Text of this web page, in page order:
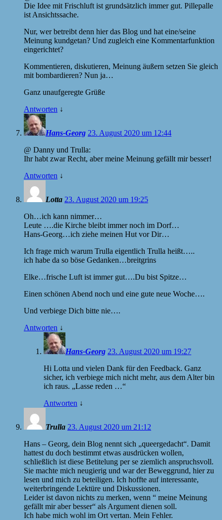
Die Idee mit Frischluft ist grundsätzlich immer gut. Pillepalle
ist Ansichtssache.
Nur, wer betreibt denn hier das Blog und hat eine/seine
Meinung kundgetan? Und zugleich eine Kommentarfunktion
eingerichtet?
Kommentieren, diskutieren, Meinung äußern setzen Sie gleich
mit bombardieren? Nun ja…
Ganz unaufgeregte Grüße
Antworten ↓
Hans-Georg 23. August 2020 um 12:44
@ Danny und Trulla:
Ihr habt zwar Recht, aber meine Meinung gefällt mir besser!
Antworten ↓
Lotta 23. August 2020 um 19:25
Oh…ich kann nimmer…
Leute ….die Kirche bleibt immer noch im Dorf…
Hans-Georg…ich ziehe meinen Hut vor Dir…
Ich frage mich warum Trulla eigentlich Trulla heißt…..
ich habe da so böse Gedanken…breitgrins
Elke…frische Luft ist immer gut….Du bist Spitze…
Einen schönen Abend noch und eine gute neue Woche….
Und verbiege Dich bitte nie….
Antworten ↓
Hans-Georg 23. August 2020 um 19:27
Hi Lotta und vielen Dank für den Feedback. Ganz
sicher, ich verbiege mich nicht mehr, aus dem Alter bin
ich raus. „Lasse reden …“
Antworten ↓
Trulla 23. August 2020 um 21:12
Hans – Georg, dein Blog nennt sich „queergedacht“. Damit
hattest du doch bestimmt etwas ausdrücken wollen,
schließlich ist diese Betitelung per se ziemlich anspruchsvoll.
Sie machte mich neugierig und war der Beweggrund, hier zu
lesen und mich zu beteiligen. Ich hoffte auf interessante,
weiterbringende Lektüre und Diskussionen.
Leider ist davon nichts zu merken, wenn “ meine Meinung
gefällt mir aber besser“ als Argument dienen soll.
Ich habe mich wohl im Ort vertan. Mein Fehler.